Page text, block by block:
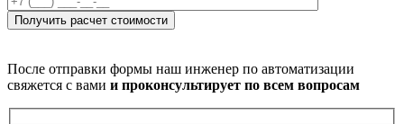
После отправки формы наш инженер по автоматизации
свяжется с вами и проконсультирует по всем вопросам